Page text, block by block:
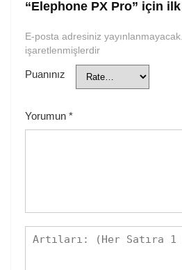
“Elephone PX Pro” için
E-posta adresiniz yayınlanmayacak.
işaretlenmişlerdir
Puanınız
Yorumun *